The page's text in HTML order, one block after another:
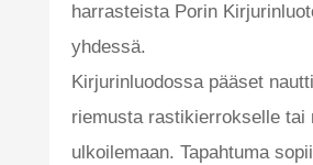
harrasteista Porin
yhdessä.
Kirjurinluodossa pääset
riemusta rastikierrokselle tai
ulkoilemaan. Tapahtuma